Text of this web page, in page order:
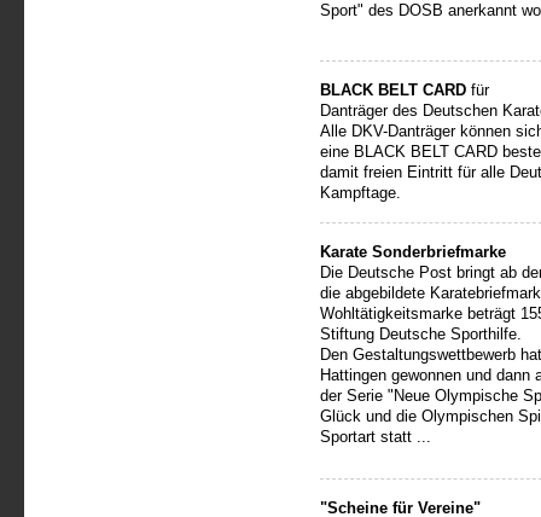
Sport" des DOSB anerkannt
BLACK BELT CARD für
Danträger des Deutschen
Alle DKV-Danträger können
eine BLACK BELT CARD
damit freien Eintritt für alle
Kampftage.
Karate Sonderbriefmarke
Die Deutsche Post bringt ab
die abgebildete
Wohltätigkeitsmarke beträgt
Stiftung Deutsche Sporthilfe.
Den Gestaltungswettbewerb
Hattingen gewonnen und
der Serie "Neue Olympische
Glück und die Olympischen
Sportart statt ...
"Scheine für Vereine"